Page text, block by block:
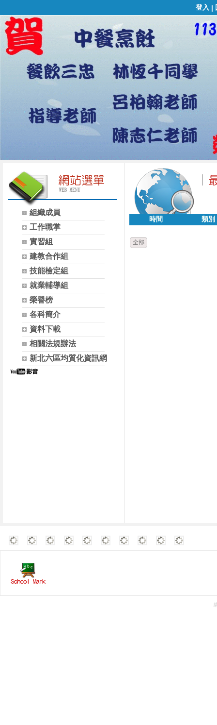
登入 |
組織成員
工作職掌
實習組
建教合作組
技能檢定組
就業輔導組
榮譽榜
各科簡介
資料下載
相關法規辦法
新北六區均質化資訊網
時間 類別
全部